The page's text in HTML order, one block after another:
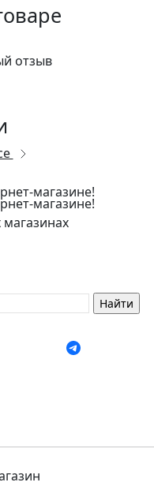
отзыв
магазине!